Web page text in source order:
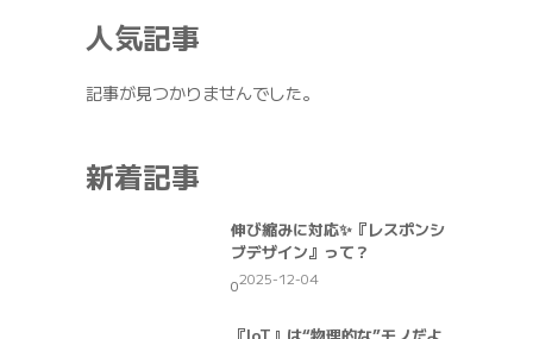
人気記事
記事が見つかりませんでした。
新着記事
伸び縮みに対応✨『レスポンシ
ブデザイン』って？
02025-12-04
『IoT』は“物理的な”モノだよ